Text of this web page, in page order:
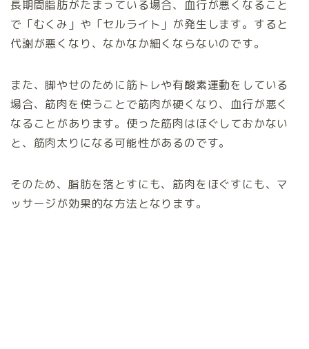
長期間脂肪がたまっている場合、血行が悪くなること
で「むくみ」や「セルライト」が発生します。すると
代謝が悪くなり、なかなか細くならないのです。
また、脚やせのために筋トレや有酸素運動をしている
場合、筋肉を使うことで筋肉が硬くなり、血行が悪く
なることがあります。使った筋肉はほぐしておかない
と、筋肉太りになる可能性があるのです。
そのため、脂肪を落とすにも、筋肉をほぐすにも、マ
ッサージが効果的な方法となります。